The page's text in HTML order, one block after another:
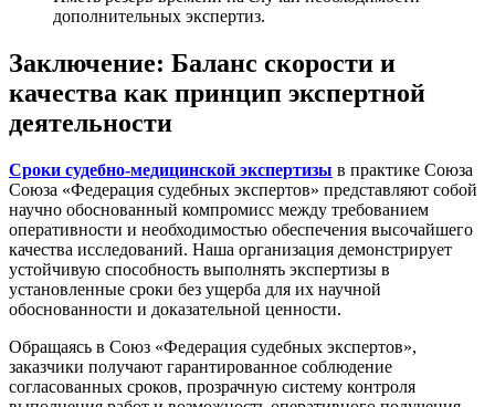
дополнительных экспертиз.
Заключение: Баланс скорости и
качества как принцип экспертной
деятельности
Сроки судебно-медицинской экспертизы в практике Союза
Союза «Федерация судебных экспертов» представляют собой
научно обоснованный компромисс между требованием
оперативности и необходимостью обеспечения высочайшего
качества исследований. Наша организация демонстрирует
устойчивую способность выполнять экспертизы в
установленные сроки без ущерба для их научной
обоснованности и доказательной ценности.
Обращаясь в Союз «Федерация судебных экспертов»,
заказчики получают гарантированное соблюдение
согласованных сроков, прозрачную систему контроля